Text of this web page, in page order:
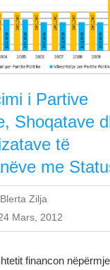
i Partive
Shoqatave
të
me
Blerta Zilja
Mars, 2012
financon